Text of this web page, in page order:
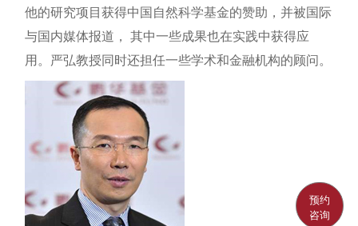
他的研究项目获得中国自然科学基金的赞助，并被国际
与国内媒体报道， 其中一些成果也在实践中获得应
用。严弘教授同时还担任一些学术和金融机构的顾问。
预约
咨询